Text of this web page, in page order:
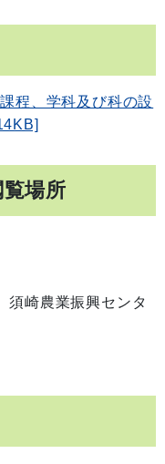
程、学科及び科の設
場所
須崎農業振興センタ